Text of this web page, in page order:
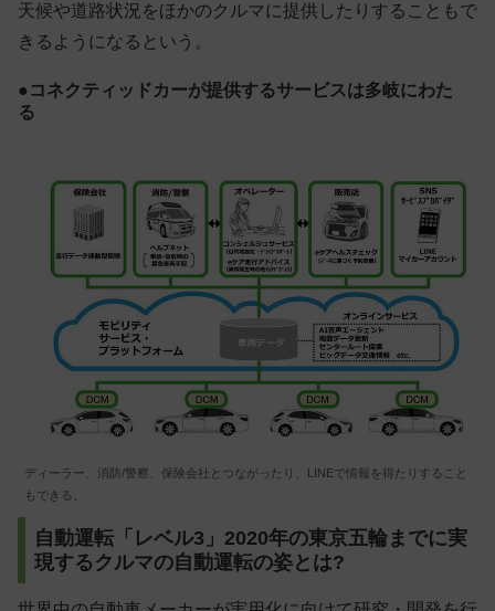
天候や道路状況をほかのクルマに提供したりすることもで
きるようになるという。
●コネクティッドカーが提供するサービスは多岐にわた
る
ディーラー、消防/警察、保険会社とつながったり、LINEで情報を得たりすること
もできる。
自動運転「レベル3」2020年の東京五輪までに実
現するクルマの自動運転の姿とは?